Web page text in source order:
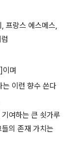
프랑스 에스메스,
며
이런 향수 쓴다
여하는 큰 쇳가루
의 존재 가치는